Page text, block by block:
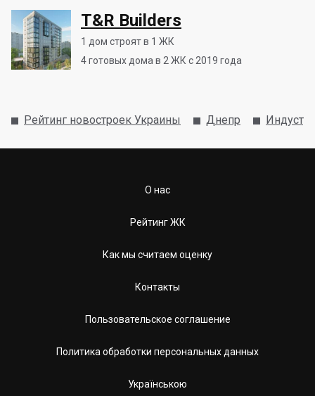
T&R Builders
1 дом строят в 1 ЖК
4готовых дома в 2 ЖК с 2019 года
Рейтинг новостроек Украины Днепр
О нас
Рейтинг ЖК
Как мы считаем оценку
Контакты
Пользовательское соглашение
Политика обработки персональных данных
Українською